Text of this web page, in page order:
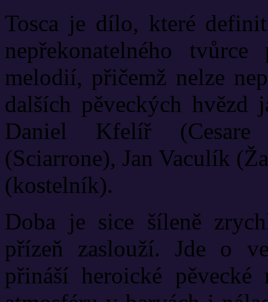
Tosca je dílo, které
nepřekonatelného
melodií, přičemž nelze
dalších pěveckých hvězd
Daniel Kfelíř (Cesare
(Sciarrone), Jan Vaculík
(kostelník).
Doba je sice šíleně
přízeň zaslouží. Jde o
přináší heroické